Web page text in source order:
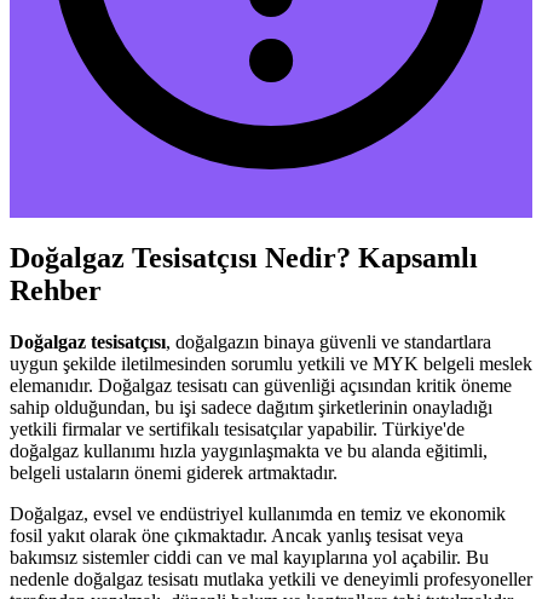
Doğalgaz Tesisatçısı Nedir? Kapsamlı
Rehber
Doğalgaz tesisatçısı, doğalgazın binaya güvenli ve standartlara
uygun şekilde iletilmesinden sorumlu yetkili ve MYK belgeli meslek
elemanıdır. Doğalgaz tesisatı can güvenliği açısından kritik öneme
sahip olduğundan, bu işi sadece dağıtım şirketlerinin onayladığı
yetkili firmalar ve sertifikalı tesisatçılar yapabilir. Türkiye'de
doğalgaz kullanımı hızla yaygınlaşmakta ve bu alanda eğitimli,
belgeli ustaların önemi giderek artmaktadır.
Doğalgaz, evsel ve endüstriyel kullanımda en temiz ve ekonomik
fosil yakıt olarak öne çıkmaktadır. Ancak yanlış tesisat veya
bakımsız sistemler ciddi can ve mal kayıplarına yol açabilir. Bu
nedenle doğalgaz tesisatı mutlaka yetkili ve deneyimli profesyoneller